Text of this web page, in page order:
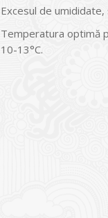
Excesul de
Temperatura optimă
10-13°C.